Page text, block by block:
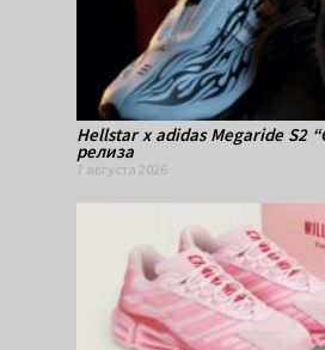
Hellstar x adidas Megaride S2
релиза
7 августа 2026